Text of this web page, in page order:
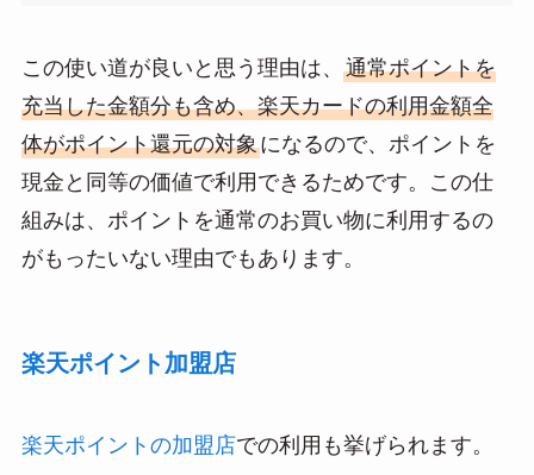
この使い道が良いと思う理由は、 通常ポイントを
充当した金額分も含め、楽天カードの利用金額全
体がポイント還元の対象になるので、ポイントを
現金と同等の価値で利用できるためです。この仕
組みは、ポイントを通常のお買い物に利用するの
がもったいない理由でもあります。
楽天ポイント加盟店
楽天ポイントの加盟店での利用も挙げられます。